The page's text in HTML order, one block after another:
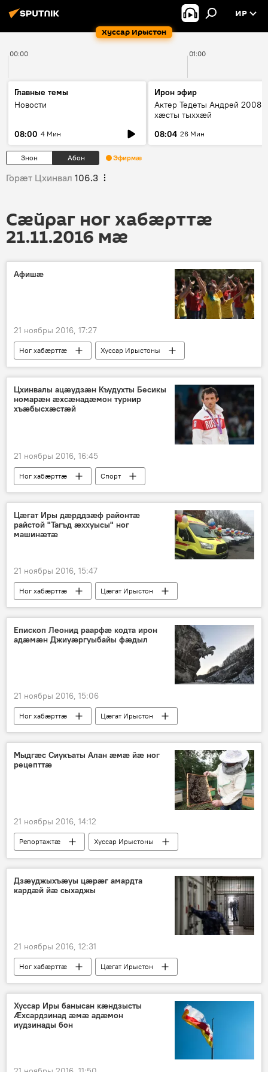
Хуссар Ирыстон
ИР
00:00 01:00
Главные темы
Новости
08:00 4 Мин
Ирон эфир
Актер Тедеты Андрей 2008
хæсты тыххæй
08:04 26 Мин
Знон Абон Эфирмæ
Горӕт Цхинвал 106.3
Сӕйраг ног хабӕрттӕ
21.11.2016 мӕ
Афишӕ
21 ноябры 2016, 17:27
Ног хабӕрттӕ Хуссар Ирыстоны
Цхинвалы ацæудзæн Къудухты Бесикы
номарæн æхсæнадæмон турнир
хъæбысхæстæй
21 ноябры 2016, 16:45
Ног хабӕрттӕ
Спорт
Хуссар Ирыстоны
Цӕгат Иры дӕрддзӕф районтӕ
райстой "Тагъд ӕххуысы" ног
машинӕтӕ
21 ноябры 2016, 15:47
Ног хабӕрттӕ Цӕгат Ирыстон
Епископ Леонид раарфæ кодта ирон
адӕмӕн Джиуæргуыбайы фæдыл
21 ноябры 2016, 15:06
Ног хабӕрттӕ Цӕгат Ирыстон
Мыдгӕс Сиукъаты Алан ӕмӕ йӕ ног
рецепттӕ
21 ноябры 2016, 14:12
Репортажтӕ Хуссар Ирыстоны
Дзӕуджыхъӕуы цӕрӕг амардта
кардӕй йӕ сыхаджы
21 ноябры 2016, 12:31
Ног хабӕрттӕ Цӕгат Ирыстон
Хуссар Иры банысан кӕндзысты
Æхсардзинад æмæ адæмон
иудзинады бон